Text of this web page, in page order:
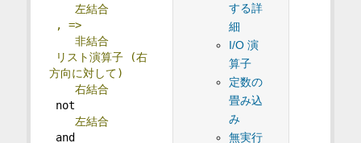
する詳
細
I/O 演
算子
定数の
畳み込
み
無実行
左結合
,
=>
非結合
リスト演算子
(右
方向に対して)
右結合
not
左結合
and